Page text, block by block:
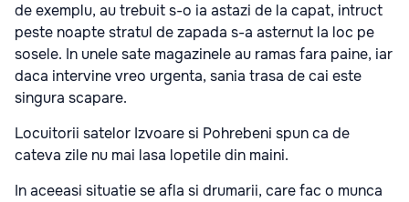
de exemplu, au trebuit s-o ia astazi de la capat, intruct
peste noapte stratul de zapada s-a asternut la loc pe
sosele. In unele sate magazinele au ramas fara paine, iar
daca intervine vreo urgenta, sania trasa de cai este
singura scapare.
Locuitorii satelor Izvoare si Pohrebeni spun ca de
cateva zile nu mai lasa lopetile din maini.
In aceeasi situatie se afla si drumarii, care fac o munca